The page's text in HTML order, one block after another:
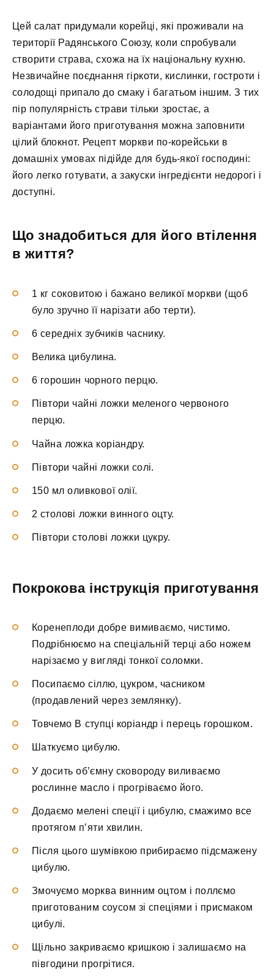
Цей салат придумали корейці, які проживали на
території Радянського Союзу, коли спробували
створити страва, схожа на їх національну кухню.
Незвичайне поєднання гіркоти, кислинки, гостроти і
солодощі припало до смаку і багатьом іншим. З тих
пір популярність страви тільки зростає, а
варіантами його приготування можна заповнити
цілий блокнот. Рецепт моркви по-корейськи в
домашніх умовах підійде для будь-якої господині:
його легко готувати, а закуски інгредієнти недорогі і
доступні.
Що знадобиться для його втілення
в життя?
1 кг соковитою і бажано великої моркви (щоб
було зручно її нарізати або терти).
6 середніх зубчиків часнику.
Велика цибулина.
6 горошин чорного перцю.
Півтори чайні ложки меленого червоного
перцю.
Чайна ложка коріандру.
Півтори чайні ложки солі.
150 мл оливкової олії.
2 столові ложки винного оцту.
Півтори столові ложки цукру.
Покрокова інструкція приготування
Коренеплоди добре вимиваємо, чистимо.
Подрібнюємо на спеціальній терці або ножем
нарізаємо у вигляді тонкої соломки.
Посипаємо сіллю, цукром, часником
(продавлений через землянку).
Товчемо В ступці коріандр і перець горошком.
Шаткуємо цибулю.
У досить об’ємну сковороду виливаємо
рослинне масло і прогріваємо його.
Додаємо мелені спеції і цибулю, смажимо все
протягом п’яти хвилин.
Після цього шумівкою прибираємо підсмажену
цибулю.
Змочуємо морква винним оцтом і поллємо
приготованим соусом зі спеціями і присмаком
цибулі.
Щільно закриваємо кришкою і залишаємо на
півгодини прогрітися.